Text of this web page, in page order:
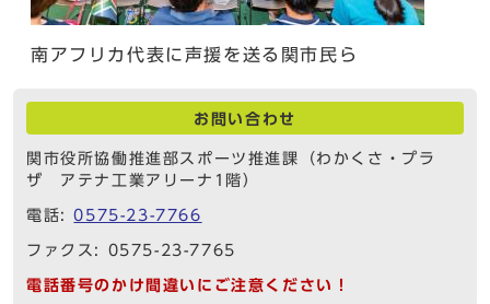
南アフリカ代表に声援を送る関市民ら
お問い合わせ
関市役所協働推進部スポーツ推進課（わかくさ・プラ
ザ アテナ工業アリーナ1階）
電話:0575-23-7766
ファクス: 0575-23-7765
電話番号のかけ間違いにご注意ください！